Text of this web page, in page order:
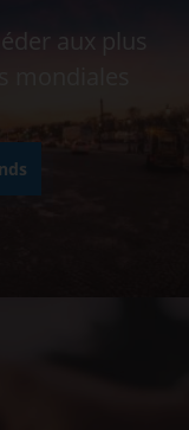
aux plus